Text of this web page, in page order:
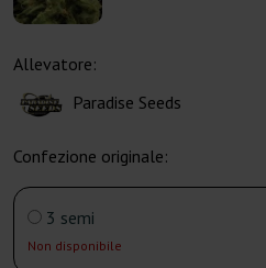
Allevatore:
Paradise Seeds
Confezione originale:
3 semi
Non disponibile